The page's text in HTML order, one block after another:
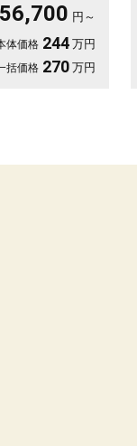
世代Uconnect 純
USB）📞
56,700 円～
体価格 244 万円
括価格 270 万円